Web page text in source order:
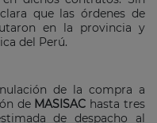
que las órdenes de
en la provincia y
del Perú.
de la compra a
de MASISAC hasta tres
de despacho al